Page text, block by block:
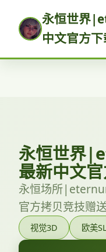
永恒世界
中文官方
永恒世界
最新中文
永恒场所
官方拷贝竞技赠
视觉3D 欧美